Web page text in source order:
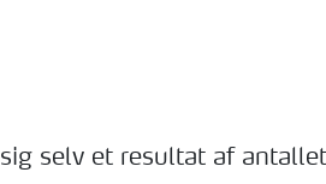
selv et resultat af